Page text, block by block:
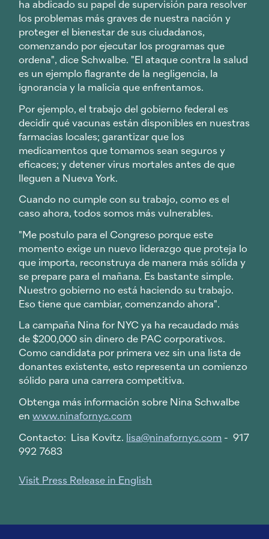
ha abdicado su papel de supervisión para resolver
los problemas más graves de nuestra nación y
proteger el bienestar de sus ciudadanos,
comenzando por ejecutar los programas que
ordena", dice Schwalbe. "El ataque contra la salud
es un ejemplo flagrante de la negligencia, la
ignorancia y la malicia que enfrentamos.
Por ejemplo, el trabajo del gobierno federal es
decidir qué vacunas están disponibles en nuestras
farmacias locales; garantizar que los
medicamentos que tomamos sean seguros y
eficaces; y detener virus mortales antes de que
lleguen a Nueva York.
Cuando no cumple con su trabajo, como es el
caso ahora, todos somos más vulnerables.
"Me postulo para el Congreso porque este
momento exige un nuevo liderazgo que proteja lo
que importa, reconstruya de manera más sólida y
se prepare para el mañana. Es bastante simple.
Nuestro gobierno no está haciendo su trabajo.
Eso tiene que cambiar, comenzando ahora".
La campaña Nina for NYC ya ha recaudado más
de $200,000 sin dinero de PAC corporativos.
Como candidata por primera vez sin una lista de
donantes existente, esto representa un comienzo
sólido para una carrera competitiva.
Obtenga más información sobre Nina Schwalbe
enwww.ninafornyc.com
Contacto: Lisa Kovitz. lisa@ninafornyc.com - 917
992 7683
Visit Press Release in English